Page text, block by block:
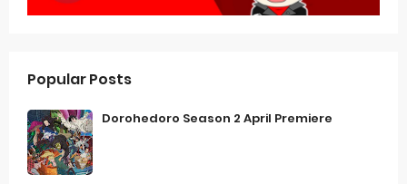
Popular Posts
Dorohedoro Season 2 April Premiere